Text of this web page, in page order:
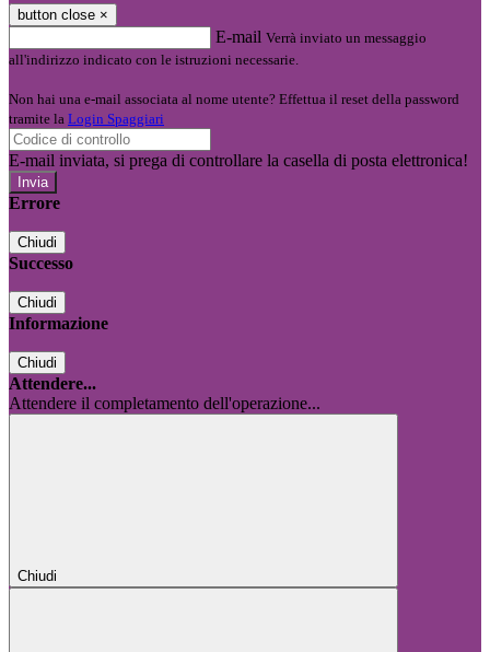
button close ×
E-mail Verrà inviato un messaggio
all'indirizzo indicato con le istruzioni necessarie.
Non hai una e-mail associata al nome utente? Effettua il reset della password
tramite la Login Spaggiari
E-mail inviata, si prega di controllare la casella di posta elettronica!
Errore
Chiudi
Successo
Chiudi
Informazione
Chiudi
Attendere...
Attendere il completamento dell'operazione...
Chiudi